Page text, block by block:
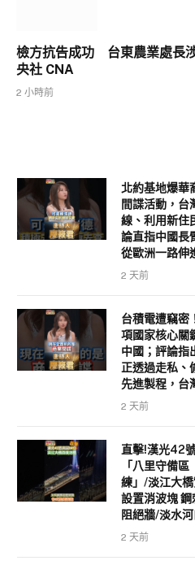
檢方抗告成功 台東農業處長
央社 CNA
2 小時前
北約基地爆華
間諜活動，台
線、利用新住
論直指中國長
從歐洲一路伸
2 天前
台積電遭竊密
項國家核心關
中國；評論指
正透過走私、
先進製程，台
2 天前
直擊!漢光42
「八里守備
練」/淡江大
設置消波塊
阻絕牆/淡水
2 天前